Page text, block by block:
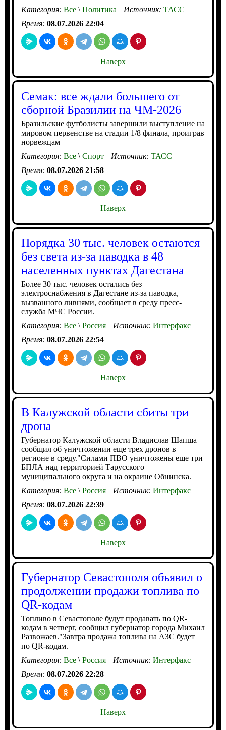
Категория: Все\Политика Источник: ТАСС
Время: 08.07.2026 22:04
Наверх
Семак: все ждали большего от
сборной Бразилии на ЧМ-2026
Бразильские футболисты завершили выступление на
мировом первенстве на стадии 1/8 финала, проиграв
норвежцам
Категория: Все\Спорт Источник: ТАСС
Время: 08.07.2026 21:58
Наверх
Порядка 30 тыс. человек остаются
без света из-за паводка в 48
населенных пунктах Дагестана
Более 30 тыс. человек остались без
электроснабжения в Дагестане из-за паводка,
вызванного ливнями, сообщает в среду пресс-
служба МЧС России.
Категория: Все\Россия Источник: Интерфакс
Время: 08.07.2026 22:54
Наверх
В Калужской области сбиты три
дрона
Губернатор Калужской области Владислав Шапша
сообщил об уничтожении еще трех дронов в
регионе в среду."Силами ПВО уничтожены еще три
БПЛА над территорией Тарусского
муниципального округа и на окраине Обнинска.
Категория: Все\Россия Источник: Интерфакс
Время: 08.07.2026 22:39
Наверх
Губернатор Севастополя объявил о
продолжении продажи топлива по
QR-кодам
Топливо в Севастополе будут продавать по QR-
кодам в четверг, сообщил губернатор города Михаил
Развожаев."Завтра продажа топлива на АЗС будет
по QR-кодам.
Категория: Все\Россия Источник: Интерфакс
Время: 08.07.2026 22:28
Наверх